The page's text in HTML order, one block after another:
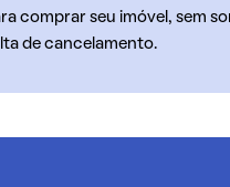
comprar seu imóvel, sem
de cancelamento.